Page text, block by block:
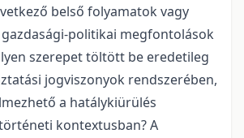
belső folyamatok vagy
politikai megfontolások
szerepet töltött be eredetileg
jogviszonyok rendszerében,
a hatálykiürülés
kontextusban? A